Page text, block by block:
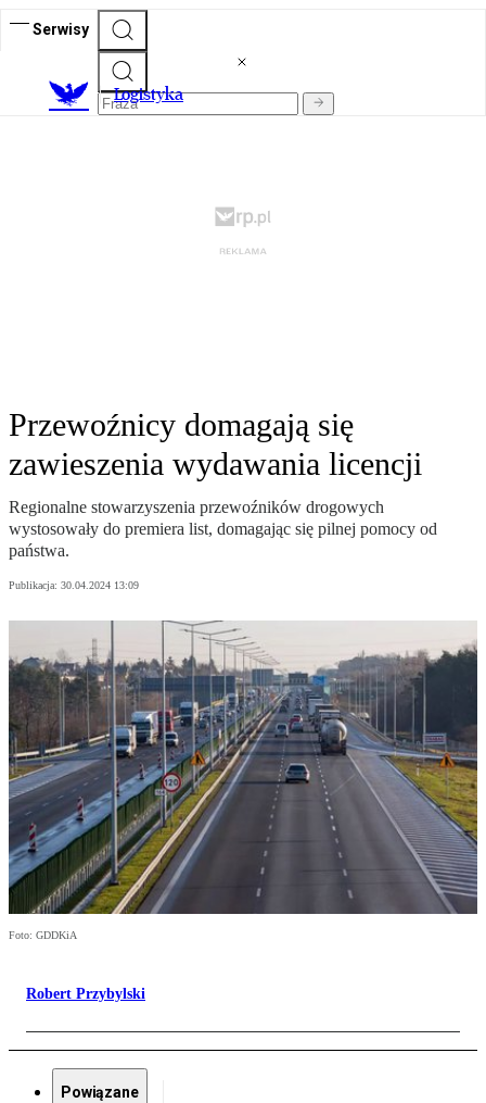
Serwisy
Logistyka
Przewoźnicy domagają się
zawieszenia wydawania licencji
Regionalne stowarzyszenia przewoźników drogowych
wystosowały do premiera list, domagając się pilnej pomocy od
państwa.
Publikacja: 30.04.2024 13:09
Foto: GDDKiA
Robert Przybylski
Powiązane